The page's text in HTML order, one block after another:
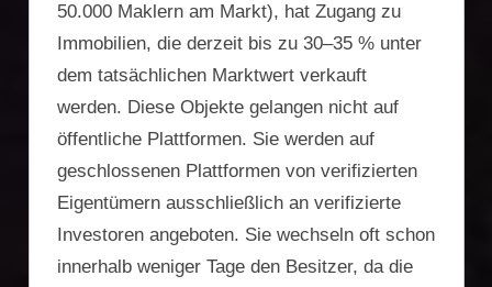
50.000 Maklern am Markt), hat Zugang zu
Immobilien, die derzeit bis zu 30–35 % unter
dem tatsächlichen Marktwert verkauft
werden. Diese Objekte gelangen nicht auf
öffentliche Plattformen. Sie werden auf
geschlossenen Plattformen von verifizierten
Eigentümern ausschließlich an verifizierte
Investoren angeboten. Sie wechseln oft schon
innerhalb weniger Tage den Besitzer, da die